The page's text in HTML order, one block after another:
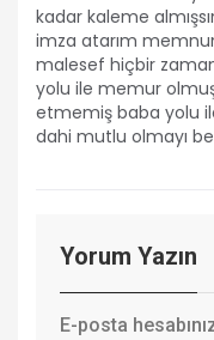
kadar kaleme
imza atarım
malesef hiçbir
yolu ile memur
etmemiş baba yolu
dahi mutlu olmayı
Yorum Yazın
E-posta